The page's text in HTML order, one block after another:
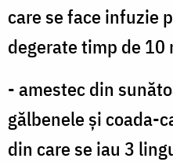
care se face infuzie
degerate timp de 10
- amestec din
gălbenele şi coada-
din care se iau 3